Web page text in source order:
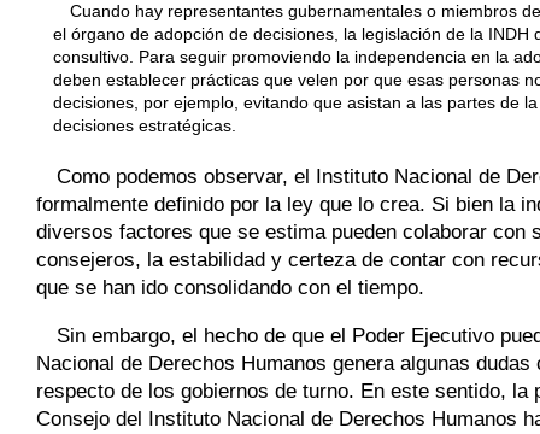
Cuando hay representantes gubernamentales o miembros
el órgano de adopción de decisiones, la legislación de la
consultivo. Para seguir promoviendo la independencia en la
deben establecer prácticas que velen por que esas personas
decisiones, por ejemplo, evitando que asistan a las partes de
decisiones estratégicas.
Como podemos observar, el Instituto Nacional de
formalmente definido por la ley que lo crea. Si bien la
diversos factores que se estima pueden colaborar con
consejeros, la estabilidad y certeza de contar con
que se han ido consolidando con el tiempo.
Sin embargo, el hecho de que el Poder Ejecutivo
Nacional de Derechos Humanos genera algunas
respecto de los gobiernos de turno. En este sentido,
Consejo del Instituto Nacional de Derechos Humanos